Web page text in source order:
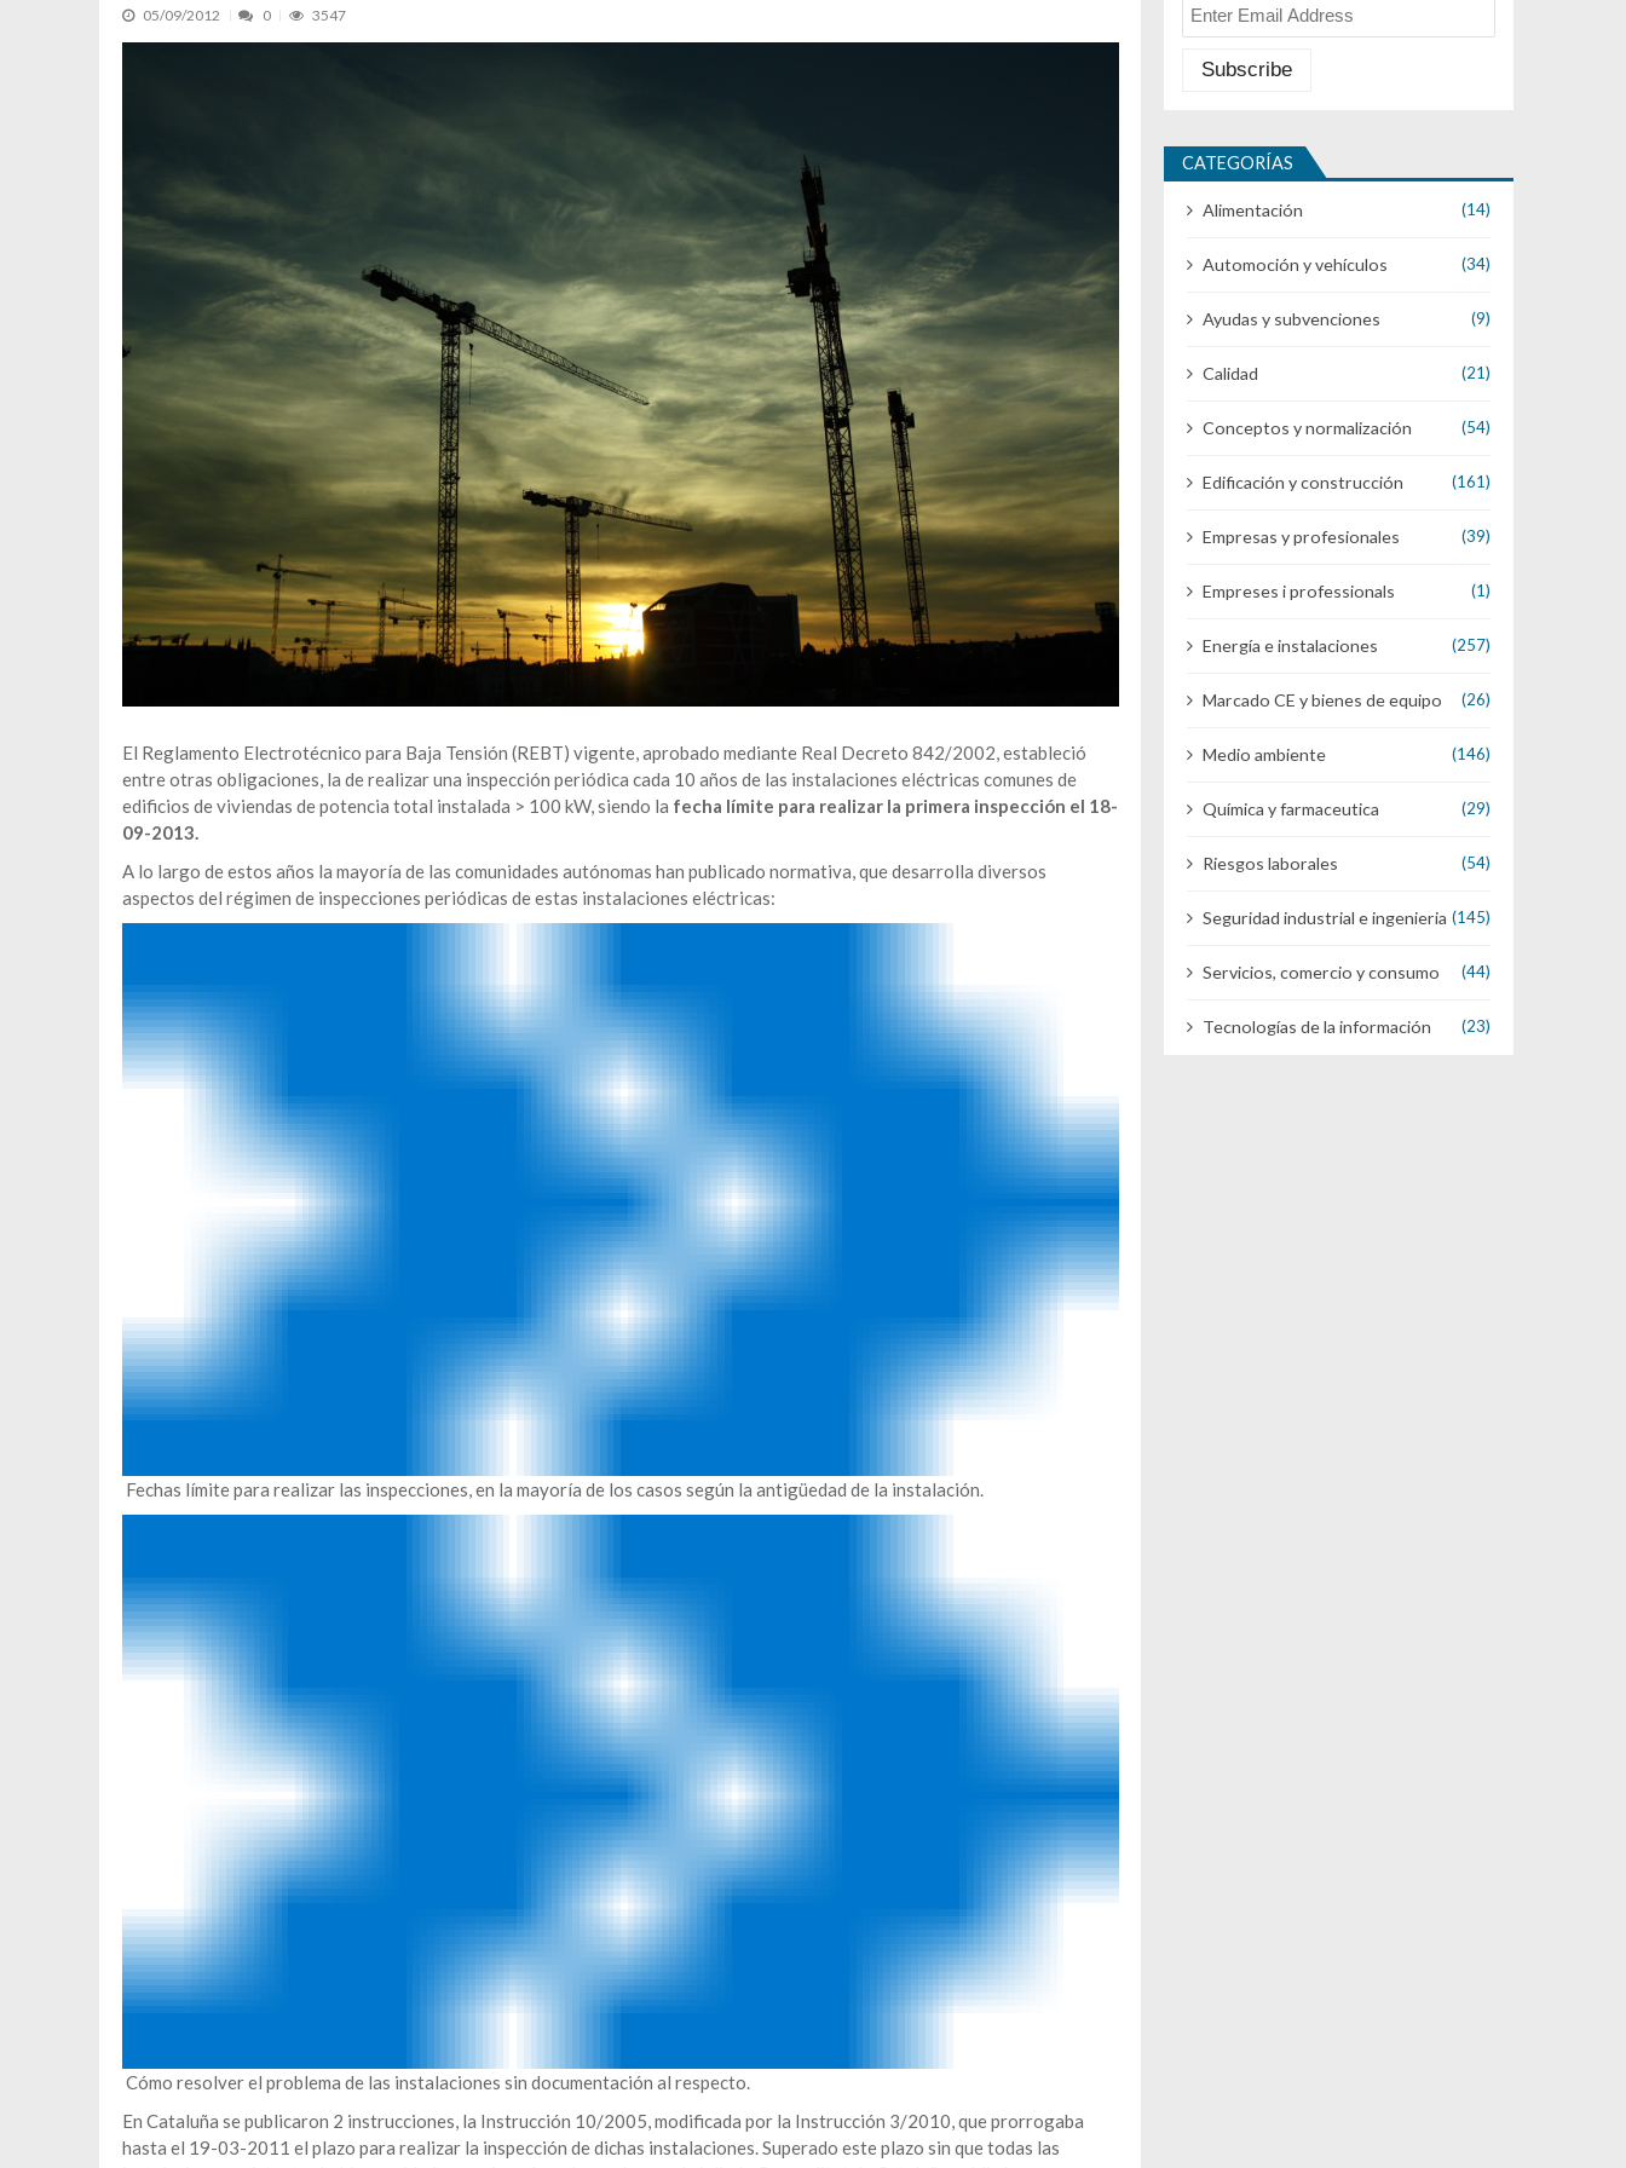
05/09/2012 0 3547
El Reglamento Electrotécnico para Baja Tensión (REBT) vigente, aprobado mediante Real Decreto 842/2002, estableció
entre otras obligaciones, la de realizar una inspección periódica cada 10 años de las instalaciones eléctricas comunes de
edificios de viviendas de potencia total instalada > 100 kW, siendo la fecha límite para realizar la primera inspección el 18-
09-2013.
A lo largo de estos años la mayoría de las comunidades autónomas han publicado normativa, que desarrolla diversos
aspectos del régimen de inspecciones periódicas de estas instalaciones eléctricas:
Fechas límite para realizar las inspecciones, en la mayoría de los casos según la antigüedad de la instalación.
Cómo resolver el problema de las instalaciones sin documentación al respecto.
En Cataluña se publicaron 2 instrucciones, la Instrucción 10/2005, modificada por la Instrucción 3/2010, que prorrogaba
hasta el 19-03-2011 el plazo para realizar la inspección de dichas instalaciones. Superado este plazo sin que todas las
CATEGORÍAS
Alimentación (14)
Automoción y vehículos (34)
Ayudas y subvenciones (9)
Calidad (21)
Conceptos y normalización (54)
Edificación y construcción (161)
Empresas y profesionales (39)
Empreses i professionals (1)
Energía e instalaciones (257)
Marcado CE y bienes de equipo (26)
Medio ambiente (146)
Química y farmaceutica (29)
Riesgos laborales (54)
Seguridad industrial e ingenieria (145)
Servicios, comercio y consumo (44)
Tecnologías de la información (23)